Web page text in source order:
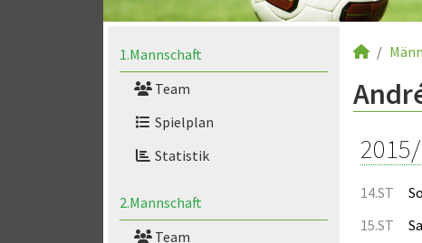
1.Mannschaft
Team
Spielplan
Statistik
2.Mannschaft
Team
14.ST
15.ST